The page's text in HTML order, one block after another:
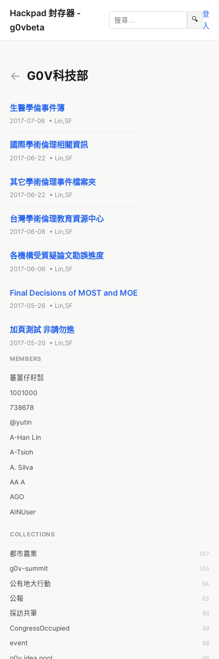
Hackpad 封存器 -
g0vbeta
🔍
登
入
← G0V科技部
生醫學倫事件簿
2017-07-06 • Lin,SF
國際學術倫理相關資訊
2017-06-22 • Lin,SF
其它學術倫理事件檔案夾
2017-06-22 • Lin,SF
台灣學術倫理教育資源中心
2017-06-06 • Lin,SF
各機構受質疑論文勘誤進度
2017-06-06 • Lin,SF
Final Decisions of MOST and MOE
2017-05-26 • Lin,SF
加頁測試 非請勿進
2017-05-20 • Lin,SF
MEMBERS
蕃薑仔籽㍿
1001000
738678
@yutin
A-Han Lin
A-Tsioh
A. Silva
AA A
AGO
AINUser
Aaron Chen
Abby Chen
Abby Wu
Achernar Tseng
Acsa Lu
Ada Huang
Aeon Lin
COLLECTIONS
都市農業 107
g0v-summit 105
公有地大行動 94
公報 93
採訪共筆 86
CongressOccupied 69
event 68